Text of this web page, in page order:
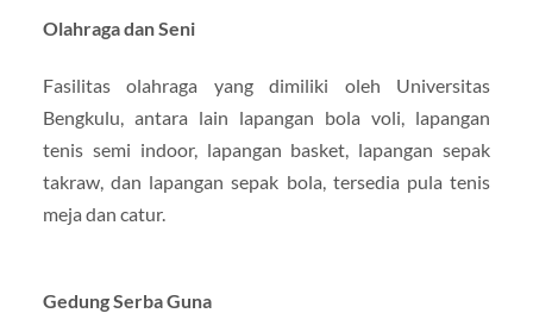
Olahraga dan Seni
Fasilitas olahraga yang dimiliki oleh Universitas
Bengkulu, antara lain lapangan bola voli, lapangan
tenis semi indoor, lapangan basket, lapangan sepak
takraw, dan lapangan sepak bola, tersedia pula tenis
meja dan catur.
Gedung Serba Guna